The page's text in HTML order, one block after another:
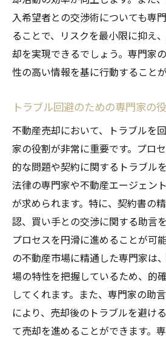
入希望者との交渉術についても専
ることで、リスクを最小限に抑え
却を実現できるでしょう。専門家
性の高い情報を基に行動すること
トラブル回避のための専門家の
不動産売却において、トラブルを
家の役割が非常に重要です。プロ
的な問題や契約に関するトラブル
法律の専門家や不動産エージェン
が求められます。特に、契約書の
認、買い手との交渉に関する助言
プロセスを円滑に進めることが可
の不動産市場に精通した専門家は
場の特性を把握しているため、的
してくれます。また、専門家の助
により、売却後のトラブルを避け
て売却を進めることができます。